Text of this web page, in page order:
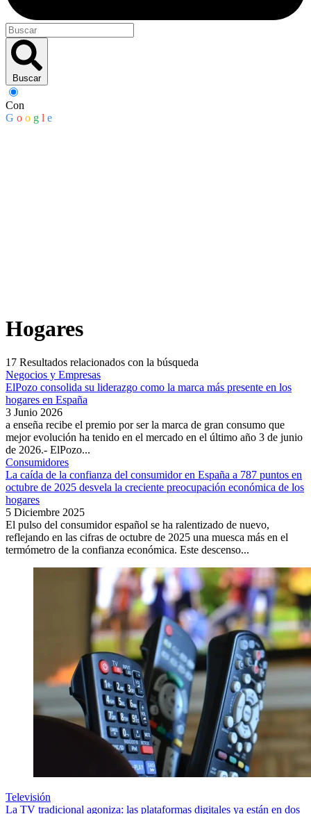
Buscar
Con
G o o g l e
Hogares
17 Resultados relacionados con la búsqueda
Negocios y Empresas
ElPozo consolida su liderazgo como la marca más presente en los
hogares en España
3 Junio 2026
a enseña recibe el premio por ser la marca de gran consumo que
mejor evolución ha tenido en el mercado en el último año 3 de junio
de 2026.- ElPozo...
Consumidores
La caída de la confianza del consumidor en España a 787 puntos en
octubre de 2025 desvela la creciente preocupación económica de los
hogares
5 Diciembre 2025
El pulso del consumidor español se ha ralentizado de nuevo,
reflejando en las cifras de octubre de 2025 una muesca más en el
termómetro de la confianza económica. Este descenso...
Televisión
La TV tradicional agoniza: las plataformas digitales ya están en dos